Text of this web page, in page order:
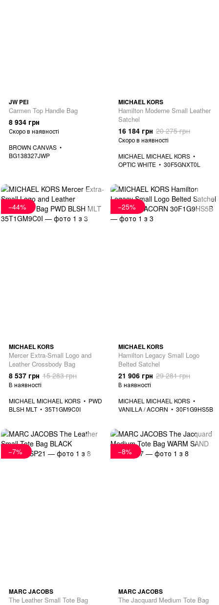
JW PEI
Carmen Top Handle Bag
8 934 грн
Скоро в наявності
BROWN CANVAS
BG138327JWP
MICHAEL KORS
Hamilton Moderne Small Leather
Satchel
16 184 грн 20 275 грн
Скоро в наявності
MICHAEL MICHAEL KORS
OPTIC WHITE
30F5GNXT0L
−44%
MICHAEL KORS
Mercer Extra-Small Logo and
Leather Crossbody Bag
8 537 грн 15 283 грн
В наявності
MICHAEL MICHAEL KORS
PWD
BLSH MLT
35T1GM9C0I
−25%
MICHAEL KORS
Hamilton Legacy Small Logo
Belted Satchel
21 906 грн 29 281 грн
В наявності
MICHAEL MICHAEL KORS
VANILLA / ACORN
30F1G9HS5B
−7%
MARC JACOBS
The Leather Small Tote Bag
−8%
MARC JACOBS
The Jacquard Medium Tote Bag